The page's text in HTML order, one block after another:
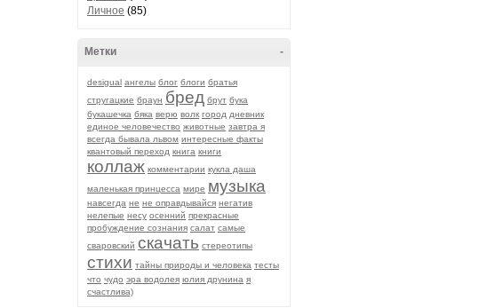
Личное (85)
-
Метки
desigual ангелы блог блоги братья
стругацкие браун бред брут бука
букашечка бяка верю волк город дневник
единое человечество животные завтра я
всегда бывала львом интересные факты
квантовый переход книга книги
коллаж комментарии кукла даша
маленькая принцесса мире музыка
навсегда не не оправдывайся негатив
нелепые несу осенний прекрасные
пробуждение сознания салат самые
сваровский скачать стереотипы
стихи тайны природы и человека тесты
что чудо эра водолея юлия друнина я
счастлива)